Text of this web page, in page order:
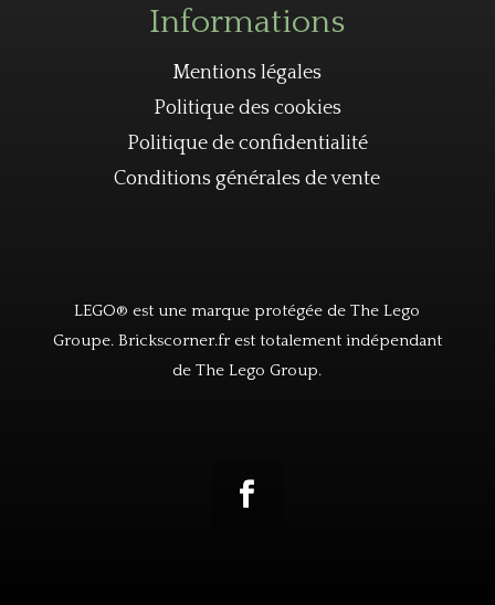
Informations
Mentions légales
Politique des cookies
Politique de confidentialité
Conditions générales de vente
LEGO® est une marque protégée de The Lego
Groupe. Brickscorner.fr est totalement indépendant
de The Lego Group.